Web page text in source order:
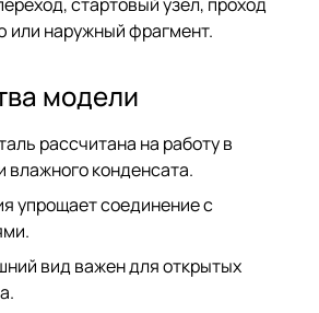
или наружный фрагмент.
модели
рассчитана на работу в
влажного конденсата.
упрощает соединение с
вид важен для открытых